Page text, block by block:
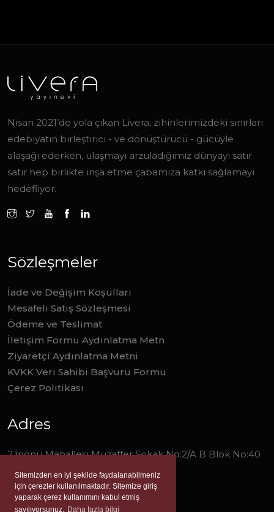
Sitemizden en iyi şekilde faydalanabilmeniz
için çerezler kullanılmaktadır. Sitemize giriş
yaparak çerez kullanımını kabul etmiş
sayılıyorsunuz. Daha fazla bilgi
Nisan 2021’de yola çıkan Livera, zihinlerimizdeki sınırları
edebiyatın birleştirici - ve dönüştürücü - gücüyle
alaşağı ederken, ulaşmayı arzuladığımız dünyayı satır
satır hep birlikte inşa etme çabamıza katkı sağlamayı
hedefliyor.
Sözleşmeler
İade ve Değişim Koşulları
Mesafeli Satış Sözleşmesi
Ödeme ve Teslimat
İletişim Formu Aydınlatma Metn
Ziyaretçi Aydınlatma Metni
KVKK Veri Sahibi Başvuru Formu
Çerez Politikası
Adres
2.İnönü Mahallesi Muzaffer Sokak No:2/A B Blok No:40
Narlıdere/İzmir
0 (232) 277 0 278